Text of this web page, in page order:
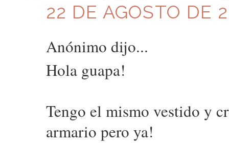
22 DE AGOSTO DE
Anónimo dijo...
Hola guapa!
Tengo el mismo vestido y
armario pero ya!